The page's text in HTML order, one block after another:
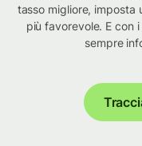
tasso migliore, imposta
più favorevole. E con
sempre